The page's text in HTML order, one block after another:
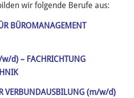
wir folgende Berufe aus:
BÜROMANAGEMENT
d) – FACHRICHTUNG
VERBUNDAUSBILUNG (m/w/d)